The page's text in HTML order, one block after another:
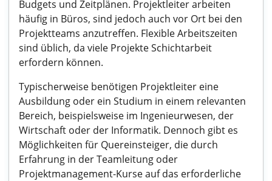
Budgets und Zeitplänen. Projektleiter arbeiten
häufig in Büros, sind jedoch auch vor Ort bei den
Projektteams anzutreffen. Flexible Arbeitszeiten
sind üblich, da viele Projekte Schichtarbeit
erfordern können.
Typischerweise benötigen Projektleiter eine
Ausbildung oder ein Studium in einem relevanten
Bereich, beispielsweise im Ingenieurwesen, der
Wirtschaft oder der Informatik. Dennoch gibt es
Möglichkeiten für Quereinsteiger, die durch
Erfahrung in der Teamleitung oder
Projektmanagement-Kurse auf das erforderliche